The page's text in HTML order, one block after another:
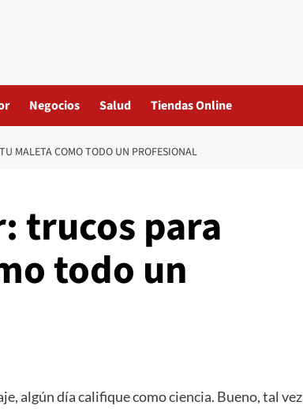
Negocios Salud Tiendas Online
MALETA COMO TODO UN PROFESIONAL
trucos para
todo un
algún día califique como ciencia. Bueno, tal vez